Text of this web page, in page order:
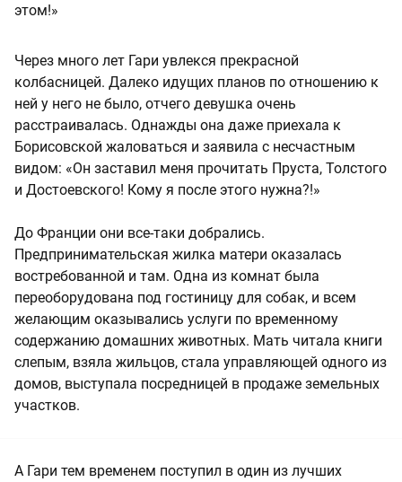
этом!»
Через много лет Гари увлекся прекрасной
колбасницей. Далеко идущих планов по отношению к
ней у него не было, отчего девушка очень
расстраивалась. Однажды она даже приехала к
Борисовской жаловаться и заявила с несчастным
видом: «Он заставил меня прочитать Пруста, Толстого
и Достоевского! Кому я после этого нужна?!»
До Франции они все-таки добрались.
Предпринимательская жилка матери оказалась
востребованной и там. Одна из комнат была
переоборудована под гостиницу для собак, и всем
желающим оказывались услуги по временному
содержанию домашних животных. Мать читала книги
слепым, взяла жильцов, стала управляющей одного из
домов, выступала посредницей в продаже земельных
участков.
А Гари тем временем поступил в один из лучших